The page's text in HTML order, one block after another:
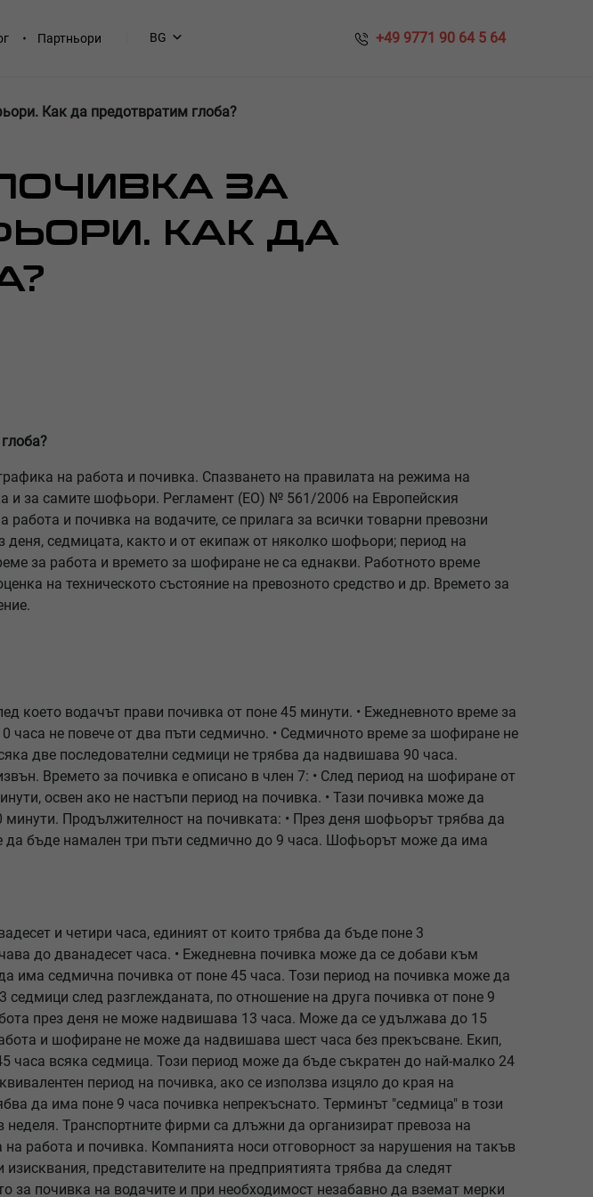
Партньори BG ​​ +49 9771 90 64 5 64
Как да предотвратим глоба?
ЗА
КАК ДА
на работа и почивка. Спазването на правилата на режима на
и за самите шофьори. Регламент (ЕО) № 561/2006 на Европейския
и почивка на водачите, се прилага за всички товарни превозни
седмицата, както и от екипаж от няколко шофьори; период на
за работа и времето за шофиране не са еднакви. Работното време
на техническото състояние на превозното средство и др. Времето за
което водачът прави почивка от поне 45 минути. • Ежедневното време за
не повече от два пъти седмично. • Седмичното време за шофиране не
две последователни седмици не трябва да надвишава 90 часа.
Времето за почивка е описано в член 7: • След период на шофиране от
освен ако не настъпи период на почивка. • Тази почивка може да
Продължителност на почивката: • През деня шофьорът трябва да
да бъде намален три пъти седмично до 9 часа. Шофьорът може да има
и четири часа, единият от които трябва да бъде поне 3
до дванадесет часа. • Ежедневна почивка може да се добави към
има седмична почивка от поне 45 часа. Този период на почивка може да
след разглежданата, по отношение на друга почивка от поне 9
през деня не може надвишава 13 часа. Може да се удължава до 15
и шофиране не може да надвишава шест часа без прекъсване. Екип,
всяка седмица. Този период може да бъде съкратен до най-малко 24
период на почивка, ако се използва изцяло до края на
да има поне 9 часа почивка непрекъснато. Терминът "седмица" в този
Транспортните фирми са длъжни да организират превоза на
работа и почивка. Компанията носи отговорност за нарушения на такъв
представителите на предприятията трябва да следят
за почивка на водачите и при необходимост незабавно да вземат мерки